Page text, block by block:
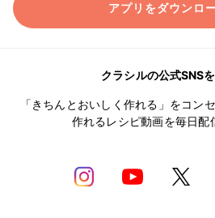
アプリをダウンロ
クラシルの公式SNS
「きちんとおいしく作れる」をコン
作れるレシピ動画を毎日配